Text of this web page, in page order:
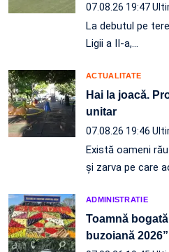
07.08.26 19:47
La debutul pe
Ligii a II-a,…
ACTUALITATE
Hai la joacă.
unitar
07.08.26 19:46
Există oameni
și zarva pe care
ADMINISTRATIE
Toamnă
buzoiană 2026”